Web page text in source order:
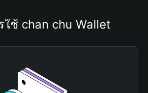
ใช้ chan chu Wallet